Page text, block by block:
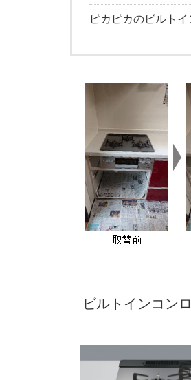
ピカピカのビルト
ビルトインコン